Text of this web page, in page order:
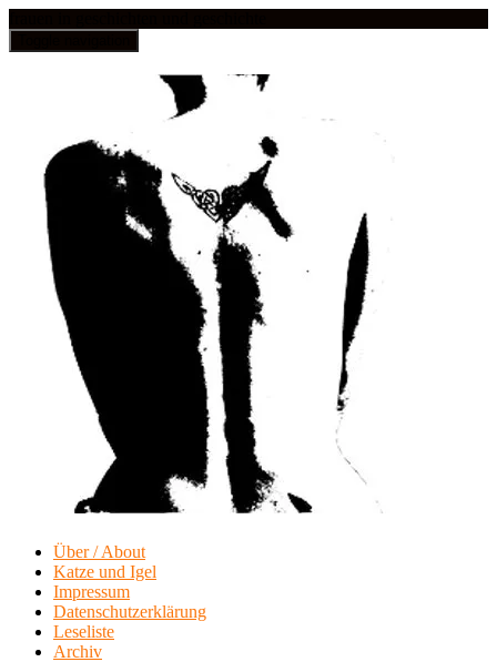
Über / About
Katze und Igel
Impressum
Datenschutzerklärung
Leseliste
Archiv